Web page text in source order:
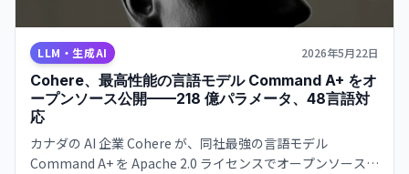
LLM・生成AI 2026年5月22日
Cohere、最高性能の言語モデル Command A+ をオ
ープンソース公開——218 億パラメータ、48言語対
応
カナダの AI 企業 Cohere が、同社最強の言語モデル
Command A+ を Apache 2.0 ライセンスでオープンソース